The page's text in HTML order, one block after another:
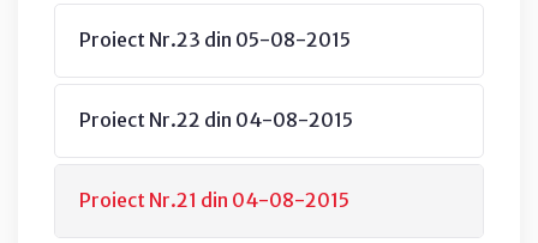
Proiect Nr.23 din 05-08-2015
Proiect Nr.22 din 04-08-2015
Proiect Nr.21 din 04-08-2015